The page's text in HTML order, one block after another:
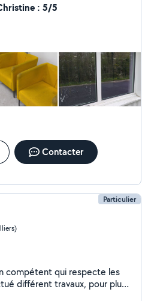
: 5/5
Contacter
Particulier
compétent qui respecte les